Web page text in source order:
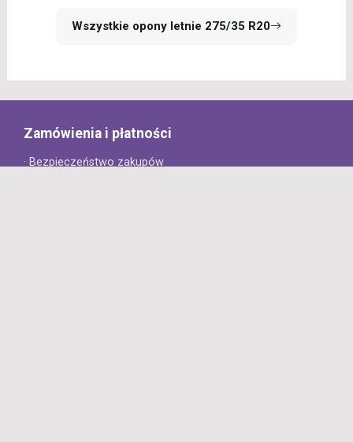
Wszystkie opony letnie 275/35 R20
Zamówienia i płatności
· Bezpieczeństwo zakupów